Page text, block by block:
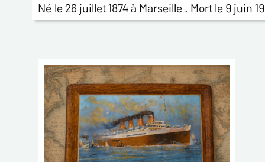
Né le 26 juillet 1874 à Marseille . Mort le 9 juin